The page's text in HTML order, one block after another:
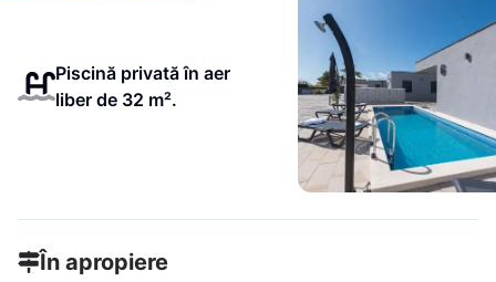
Piscină privată în aer
liber de 32 m².
În apropiere